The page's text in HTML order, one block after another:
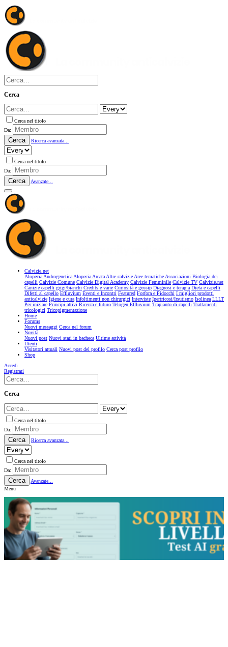
Cerca
Cerca nel titolo
Da:
Cerca Ricerca avanzata...
Cerca nel titolo
Da:
Cerca Avanzate...
Calvizie.net
Alopecia AndrogeneticaAlopecia AreataAltre calvizieAree tematicheAssociazioni Biologia dei
capelli Calvizie Comune Calvizie Digital Academy Calvizie Femminile Calvizie TV Calvizie.net
Canizie capelli grigi/bianchi Credits e varie Curiosità e gossip Diagnosi e terapia Dieta e capelli
Difetti al capello Effluvium Eventi e Incontri Featured Forfora e Pidocchi I migliori prodotti
anticalvizie Igiene e cura Infoltimenti non chirurgici Interviste Ipertricosi/Irsutismo Isolinea LLLT
Per iniziare Principi attivi Ricerca e futuro Telogen Effluvium Trapianto di capelli Trattamenti
tricologici Tricopigmentazione
Home
Forums
Nuovi messaggi Cerca nel forum
Novità
Nuovi post Nuovi stati in bacheca Ultime attività
Utenti
Visitatori attuali Nuovi post del profilo Cerca post profilo
Shop
Accedi
Registrati
Cerca
Cerca nel titolo
Da:
Cerca Ricerca avanzata...
Cerca nel titolo
Da:
Cerca
Avanzate...
Menu